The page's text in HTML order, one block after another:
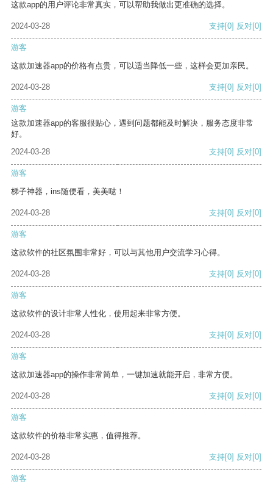
这款app的用户评论非常真实，可以帮助我做出更准确的选择。
2024-03-28 支持[0] 反对[0]
游客
这款加速器app的价格有点贵，可以适当降低一些，这样会更加亲民。
2024-03-28 支持[0] 反对[0]
游客
这款加速器app的客服很贴心，遇到问题都能及时解决，服务态度非常
好。
2024-03-28
支持[0] 反对[0]
游客
梯子神器，ins随便看，美美哒！
2024-03-28 支持[0] 反对[0]
游客
这款软件的社区氛围非常好，可以与其他用户交流学习心得。
2024-03-28 支持[0] 反对[0]
游客
这款软件的设计非常人性化，使用起来非常方便。
2024-03-28 支持[0] 反对[0]
游客
这款加速器app的操作非常简单，一键加速就能开启，非常方便。
2024-03-28 支持[0] 反对[0]
游客
这款软件的价格非常实惠，值得推荐。
2024-03-28 支持[0] 反对[0]
游客